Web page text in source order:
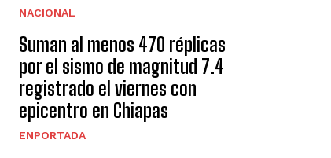
NACIONAL
Suman al menos 470 réplicas
por el sismo de magnitud 7.4
registrado el viernes con
epicentro en Chiapas
ENPORTADA